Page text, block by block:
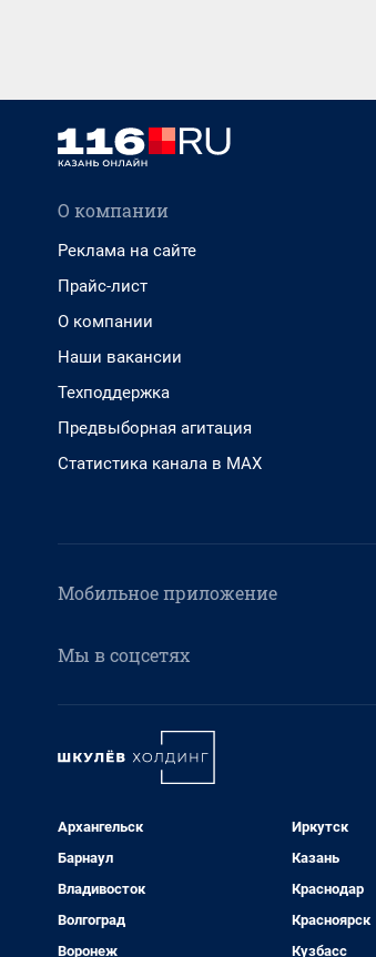
О компании
Реклама на сайте
Прайс-лист
О компании
Наши вакансии
Техподдержка
Предвыборная агитация
Статистика канала в MAX
Мобильное приложение
Мы в соцсетях
Архангельск
Барнаул
Владивосток
Волгоград
Воронеж
Иркутск
Казань
Краснодар
Красноярск
Кузбасс